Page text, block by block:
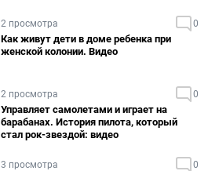
2 просмотра 0
Как живут дети в доме ребенка при
женской колонии. Видео
2 просмотра 0
Управляет самолетами и играет на
барабанах. История пилота, который
стал рок-звездой: видео
3 просмотра 0